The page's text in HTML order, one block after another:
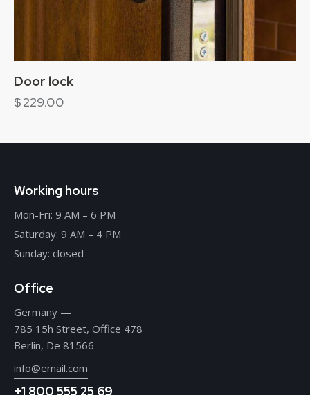
Door lock
$229.00
Working hours
Mon-Fri: 9 AM – 6 PM
Saturday: 9 AM – 4 PM
Sunday: closed
Office
Germany —
785 15h Street, Office 478
Berlin, De 81566
info@email.com
+1 800 555 25 69